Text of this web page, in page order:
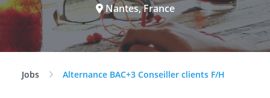
Nantes, France
Jobs Alternance BAC+3 Conseiller clients F/H